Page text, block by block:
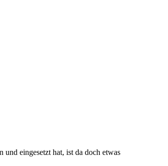
eingesetzt hat, ist da doch etwas